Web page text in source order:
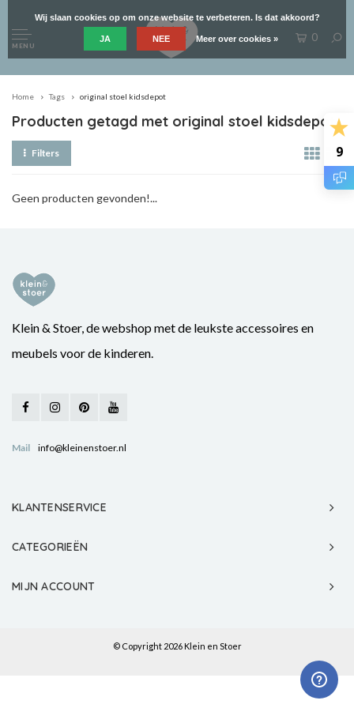
9
MENU
0
Home Tags original stoel kidsdepot
Producten getagd met original stoel kidsdepot
Filters
Geen producten gevonden!...
Klein & Stoer, de webshop met de leukste accessoires en
meubels voor de kinderen.
Mail info@kleinenstoer.nl
KLANTENSERVICE
CATEGORIEËN
MIJN ACCOUNT
© Copyright 2026 Klein en Stoer
Wij slaan cookies op om onze website te verbeteren. Is dat akkoord?
JA NEE Meer over cookies »